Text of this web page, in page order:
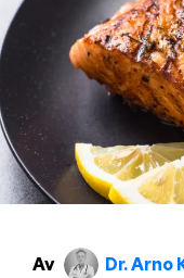
Av Dr. Arno